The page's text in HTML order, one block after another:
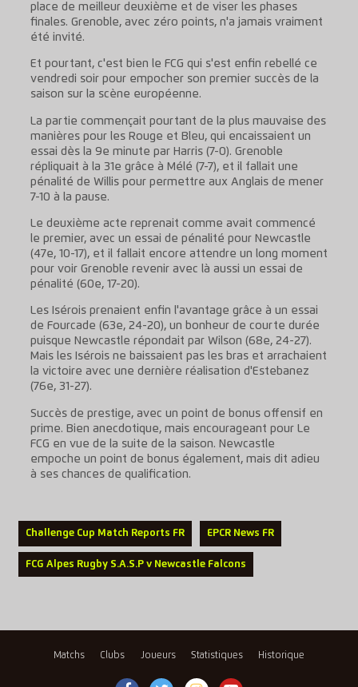
place de meilleur deuxième et de viser les phases
finales. Grenoble, avec zéro points, n'a jamais vraiment
été invité.
Et pourtant, c'est bien le FCG qui s'est enfin rebellé ce
vendredi soir pour empocher son premier succès de la
saison sur la scène européenne.
La partie commençait pourtant de la plus mauvaise des
manières pour les Rouge et Bleu, qui encaissaient un
essai dès la 9e minute par Harris (7-0). Grenoble
répliquait à la 31e grâce à Mélé (7-7), et il fallait une
pénalité de Willis pour permettre aux Anglais de mener
7-10 à la pause.
Le deuxième acte reprenait comme avait commencé
le premier, avec un essai de pénalité pour Newcastle
(47e, 10-17), et il fallait encore attendre un long moment
pour voir Grenoble revenir avec là aussi un essai de
pénalité (60e, 17-20).
Les Isérois prenaient enfin l'avantage grâce à un essai
de Fourcade (63e, 24-20), un bonheur de courte durée
puisque Newcastle répondait par Wilson (68e, 24-27).
Mais les Isérois ne baissaient pas les bras et arrachaient
la victoire avec une dernière réalisation d'Estebanez
(76e, 31-27).
Succès de prestige, avec un point de bonus offensif en
prime. Bien anecdotique, mais encourageant pour Le
FCG en vue de la suite de la saison. Newcastle
empoche un point de bonus également, mais dit adieu
à ses chances de qualification.
Challenge Cup Match Reports FR EPCR News FR
FCG Alpes Rugby S.A.S.P v Newcastle Falcons
Matchs Clubs Joueurs Statistiques Historique